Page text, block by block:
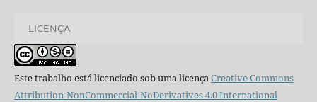
LICENÇA
Este trabalho está licenciado sob uma licençaCreative Commons
Attribution-NonCommercial-NoDerivatives 4.0 International